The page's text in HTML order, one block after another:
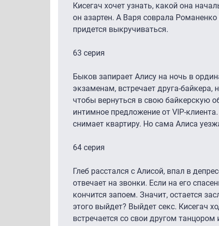
Кисегач хочет узнать, какой она
он азартен. А Варя соврала
придется выкручиваться.
63 серия
Быков запирает Алису на ночь в
экзаменам, встречает друга-байкера,
чтобы вернуться в свою байкерскую
интимное предложение от VIP-
снимает квартиру. Но сама Алиса
64 серия
Глеб расстался с Алисой, впал в
отвечает на звонки. Если на его
кончится запоем. Значит, остается
этого выйдет? Выйдет секс. Кисегач
встречается со свои другом танцором